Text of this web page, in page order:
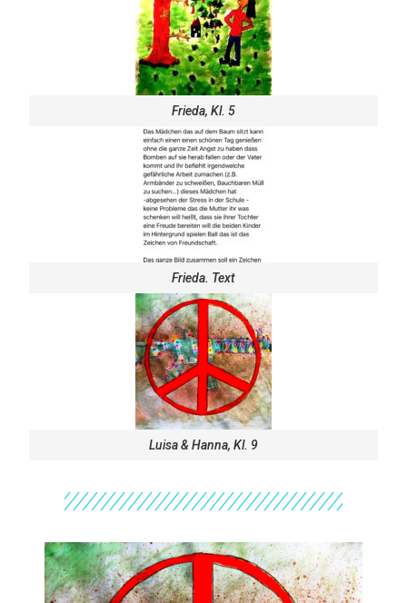
Frieda, Kl. 5
Frieda. Text
Luisa & Hanna, Kl. 9